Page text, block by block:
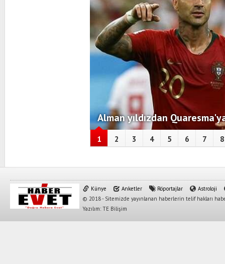
1 2 3 4 5 6 7 8
Alman yıldızdan
Künye Anketler Röportajlar
Astroloji
© 2018 - Sitemizde yayınlanan haberlerin telif hakları
Yazılım: TE Bilişim